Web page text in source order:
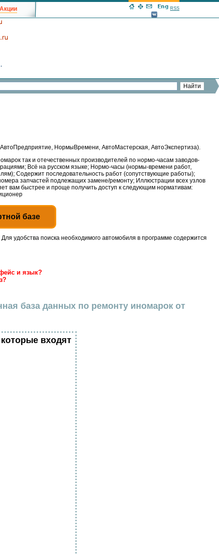
Акции RSS
НормыВремени, АвтоМастерская, АвтоЭкспертиза).
так и отечественных производителей по нормо-часам заводов-
Всё на русском языке; Нормо-часы (нормы-времени работ,
Содержит последовательность работ (сопутствующие работы);
запчастей подлежащих замене/ремонту; Иллюстрации всех узлов
вам быстрее и проще получить доступ к следующим нормативам:
базе
удобства поиска необходимого автомобиля в программе содержится
и язык?
база данных по ремонту иномарок от
входят